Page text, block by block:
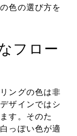
色の選び方を
フロー
ングの色は非
ザインではシ
す。そのた
っぽい色が適